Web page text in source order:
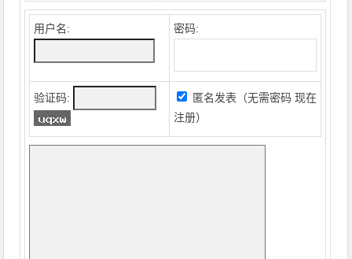
用户名: 密码:
验证码: 匿名发表（无需密码现在
注册）